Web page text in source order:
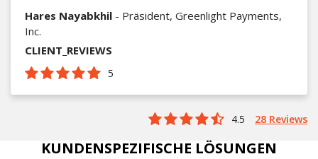
Hares Nayabkhil - Präsident, Greenlight Payments,
Inc.
CLIENT_REVIEWS
5
4.5 28 Reviews
KUNDENSPEZIFISCHE LÖSUNGEN